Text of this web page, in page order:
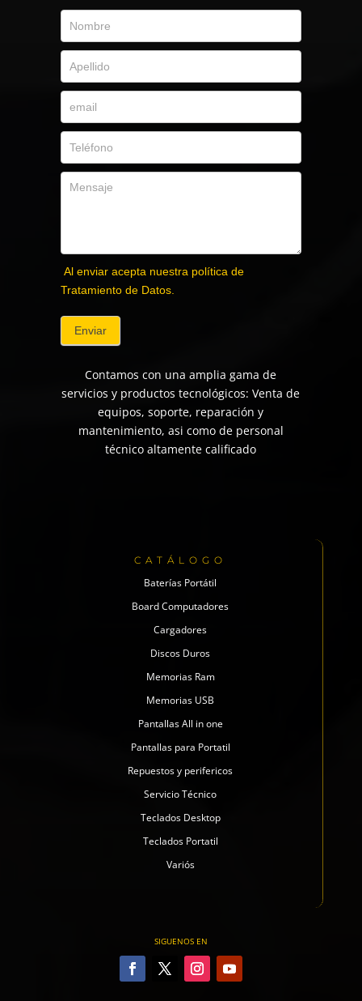
Al enviar acepta nuestra política de
Tratamiento de Datos.
Enviar
Contamos con una amplia gama de
servicios y productos tecnológicos: Venta de
equipos, soporte, reparación y
mantenimiento, asi como de personal
técnico altamente calificado
CATÁLOGO
Baterías Portátil
Board Computadores
Cargadores
Discos Duros
Memorias Ram
Memorias USB
Pantallas All in one
Pantallas para Portatil
Repuestos y perifericos
Servicio Técnico
Teclados Desktop
Teclados Portatil
Variós
SIGUENOS EN